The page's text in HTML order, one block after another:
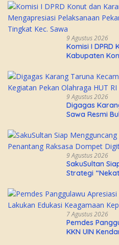
9 Agustus 2026
Komisi I DPRD
Kabupaten
Tingkat Kec.
9 Agustus 2026
Digagas
Sawa Resmi
9 Agustus 2026
SakuSultan
Strategi
7 Agustus 2026
Pemdes
KKN UIN